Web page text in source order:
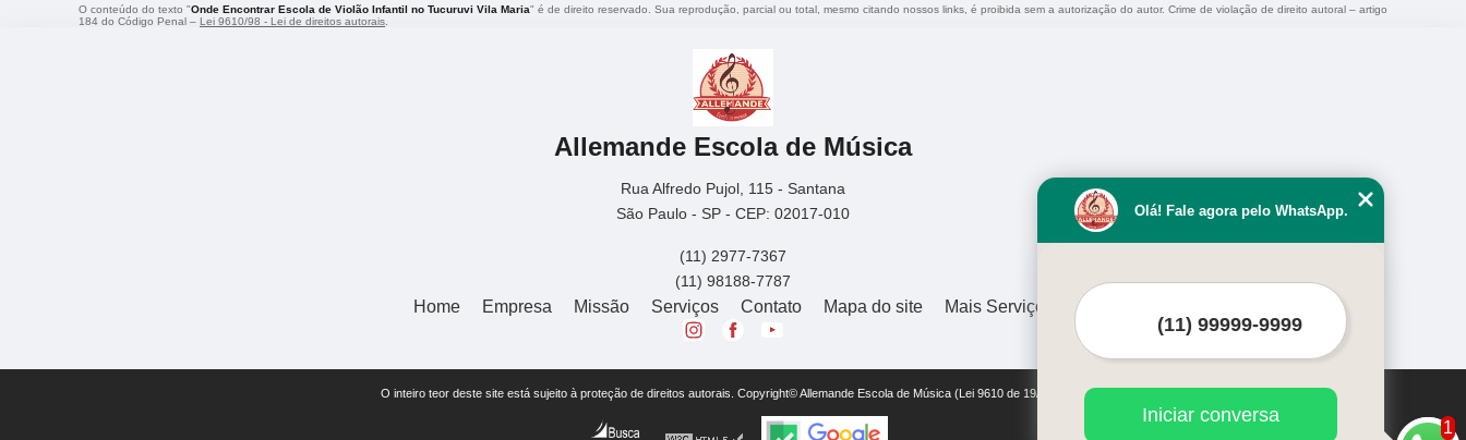
O conteúdo do texto "Onde Encontrar Escola de Violão Infantil no Tucuruvi Vila Maria" é de direito reservado. Sua reprodução, parcial ou total, mesmo citando nossos links, é proibida sem a autorização do autor. Crime de violação de direito autoral – artigo
184 do Código Penal – Lei 9610/98 - Lei de direitos autorais
Allemande Escola de Música
Rua Alfredo Pujol, 115 - Santana
São Paulo - SP - CEP: 02017-010
(11) 2977-7367
(11) 98188-7787
Home Empresa Missão Serviços Contato Mapa do site Mais Serviços
O inteiro teor deste site está sujeito à proteção de direitos autorais. Copyright© Allemande Escola de Música (Lei 9610 de 19/02/1998)
1
Olá! Fale agora pelo WhatsApp.
Iniciar conversa